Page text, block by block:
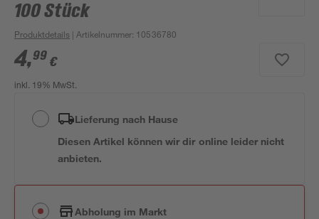
100 Stück
Produktdetails | Artikelnummer: 10536780
4,99 €
inkl. 19% MwSt.
Lieferung nach Hause
Diesen Artikel können wir dir online leider nicht
anbieten.
Abholung im Markt